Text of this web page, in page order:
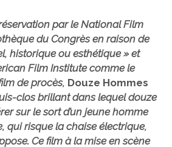
par le National Film
du Congrès en raison de
historique ou esthétique » et
Film Institute comme le
de procès, Douze Hommes
clos brillant dans lequel douze
sur le sort d’un jeune homme
qui risque la chaise électrique,
Ce film à la mise en scène